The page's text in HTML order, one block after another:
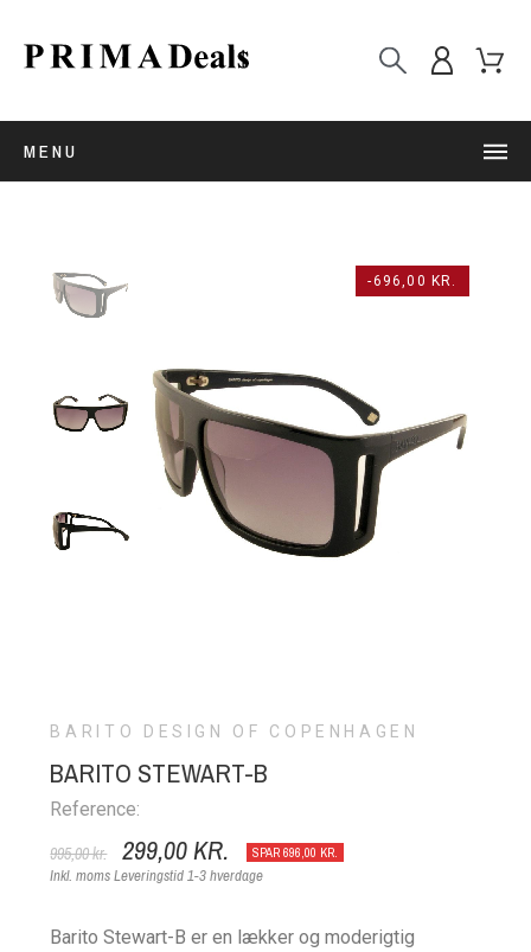
MENU
-696,00 KR.
BARITO DESIGN OF COPENHAGEN
BARITO STEWART-B
Reference:
995,00 kr. 299,00 KR. SPAR 696,00 KR.
Inkl. momsLeveringstid 1-3 hverdage
Barito Stewart-B er en lækker og moderigtig